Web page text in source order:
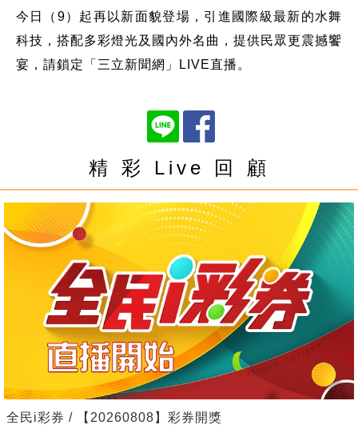
今日（9）起再以新面貌登場，引進國際級最新的水舞
科技，搭配多彩燈光及國內外名曲，提供民眾更震撼饗
宴，請鎖定「三立新聞網」LIVE直播。
精 彩 Live 回 顧
全民i彩券 / 【20260808】彩券開獎